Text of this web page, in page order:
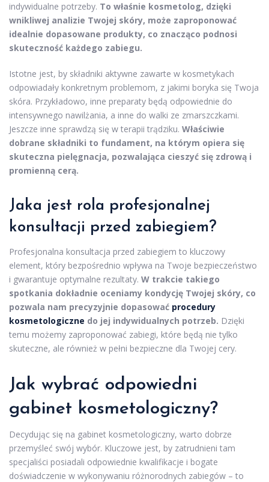
indywidualne potrzeby. To właśnie kosmetolog, dzięki
wnikliwej analizie Twojej skóry, może zaproponować
idealnie dopasowane produkty, co znacząco podnosi
skuteczność każdego zabiegu.
Istotne jest, by składniki aktywne zawarte w kosmetykach
odpowiadały konkretnym problemom, z jakimi boryka się Twoja
skóra. Przykładowo, inne preparaty będą odpowiednie do
intensywnego nawilżania, a inne do walki ze zmarszczkami.
Jeszcze inne sprawdzą się w terapii trądziku. Właściwie
dobrane składniki to fundament, na którym opiera się
skuteczna pielęgnacja, pozwalająca cieszyć się zdrową i
promienną cerą.
Jaka jest rola profesjonalnej
konsultacji przed zabiegiem?
Profesjonalna konsultacja przed zabiegiem to kluczowy
element, który bezpośrednio wpływa na Twoje bezpieczeństwo
i gwarantuje optymalne rezultaty. W trakcie takiego
spotkania dokładnie oceniamy kondycję Twojej skóry, co
pozwala nam precyzyjnie dopasować procedury
kosmetologiczne do jej indywidualnych potrzeb. Dzięki
temu możemy zaproponować zabiegi, które będą nie tylko
skuteczne, ale również w pełni bezpieczne dla Twojej cery.
Jak wybrać odpowiedni
gabinet kosmetologiczny?
Decydując się na gabinet kosmetologiczny, warto dobrze
przemyśleć swój wybór. Kluczowe jest, by zatrudnieni tam
specjaliści posiadali odpowiednie kwalifikacje i bogate
doświadczenie w wykonywaniu różnorodnych zabiegów – to